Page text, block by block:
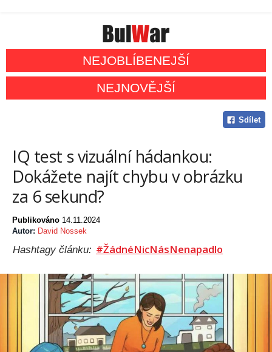
NEJOBLÍBENEJŠÍ
NEJNOVĚJŠÍ
Sdílet
IQ test s vizuální hádankou:
Dokážete najít chybu v obrázku
za 6 sekund?
Publikováno 14.11.2024
Autor: David Nossek
Hashtagy článku: #ŽádnéNicNásNenapadlo